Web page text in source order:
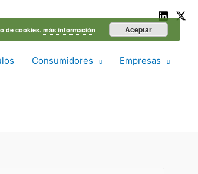
Consumidores Empresas
de cookies. más información Aceptar